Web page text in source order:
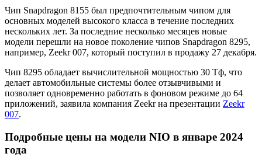
Чип Snapdragon 8155 был предпочтительным чипом для
основных моделей высокого класса в течение последних
нескольких лет. За последние несколько месяцев новые
модели перешли на новое поколение чипов Snapdragon 8295,
например, Zeekr 007, который поступил в продажу 27 декабря.
Чип 8295 обладает вычислительной мощностью 30 Тф, что
делает автомобильные системы более отзывчивыми и
позволяет одновременно работать в фоновом режиме до 64
приложений, заявила компания Zeekr на презентации Zeekr
007.
Подробные цены на модели NIO в январе 2024
года